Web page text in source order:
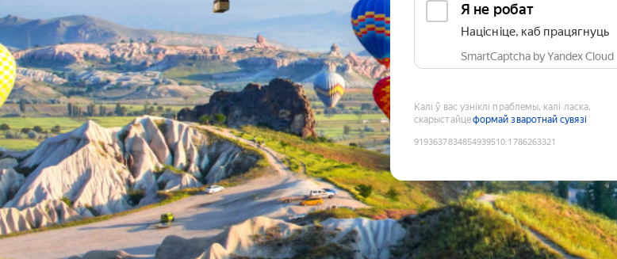
Я не робат
Націсніце, каб працягнуць
SmartCaptcha by Yandex Cloud
Калі ў вас узніклі праблемы, калі ласка,
скарыстайцеформай зваротнай сувязі
9193637834854939510:1786263321